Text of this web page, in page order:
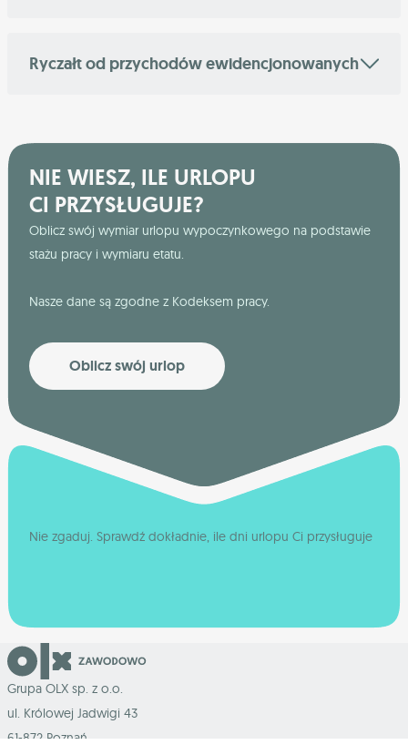
Ryczałt od przychodów ewidencjonowanych
NIE WIESZ, ILE URLOPU
CI PRZYSŁUGUJE?
Oblicz swój wymiar urlopu wypoczynkowego na podstawie
stażu pracy i wymiaru etatu.
Nasze dane są zgodne z Kodeksem pracy.
Oblicz swój urlop
Nie zgaduj. Sprawdź dokładnie, ile dni urlopu Ci przysługuje
Grupa OLX sp. z o.o.
ul. Królowej Jadwigi 43
61-872 Poznań